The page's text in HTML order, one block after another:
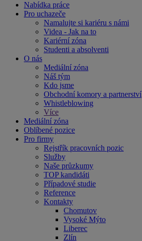
Nabídka práce
Pro uchazeče
Namalujte si kariéru s námi
Videa - Jak na to
Kariérní zóna
Studenti a absolventi
O nás
Mediální zóna
Náš tým
Kdo jsme
Obchodní komory a partnerství
Whistleblowing
Více
Mediální zóna
Oblíbené pozice
Pro firmy
Rejstřík pracovních pozic
Služby
Naše průzkumy
TOP kandidáti
Případové studie
Reference
Kontakty
Chomutov
Vysoké Mýto
Liberec
Zlín